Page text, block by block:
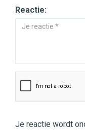
Reactie:
Je reactie wordt